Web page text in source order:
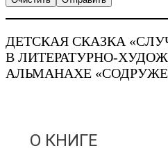
ДЕТСКАЯ СКАЗКА
В ЛИТЕРАТУРНО-
АЛЬМАНАХЕ
О КНИГЕ